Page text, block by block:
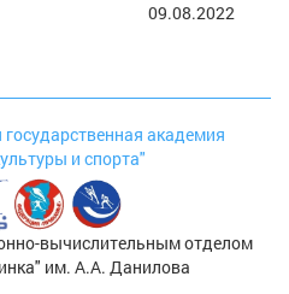
09.08.2022
академия
и спорта"
вычислительным отделом
им. А.А. Данилова